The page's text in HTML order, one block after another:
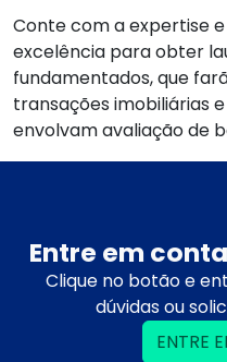
Conte com a expertise
excelência para obter
fundamentados, que
transações imobiliárias
envolvam avaliação de
Entre em
Clique no botão e
dúvidas ou
ENTRE